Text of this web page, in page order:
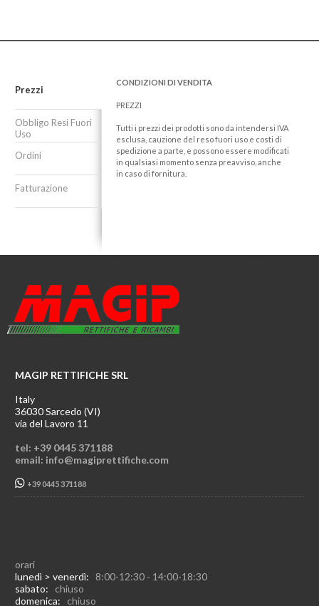
Prezzi
Obbligo Resi Fuori
Uso
Ordini
Fatturazione
CONDIZIONI DI VENDITA
PREZZI
Tutti i prezzi dei prodotti sono da intendersi IVA
esclusa, cauzione del reso fuori uso e costi di
spedizione a parte, e possono essere modificati
in qualsiasi momento senza preavviso, anche
in caso di fornitura.
MAGIP RETTIFICHE SRL
Italy
36030 Sarcedo (VI)
via del Lavoro 11
tel: +39 0445 371188
email: info@magiprettifiche.com
+39 0445 371188
orari
lunedì > venerdì: 8:00-12:30 - 14:00-18:30
sabato: chiuso
domenica: chiuso